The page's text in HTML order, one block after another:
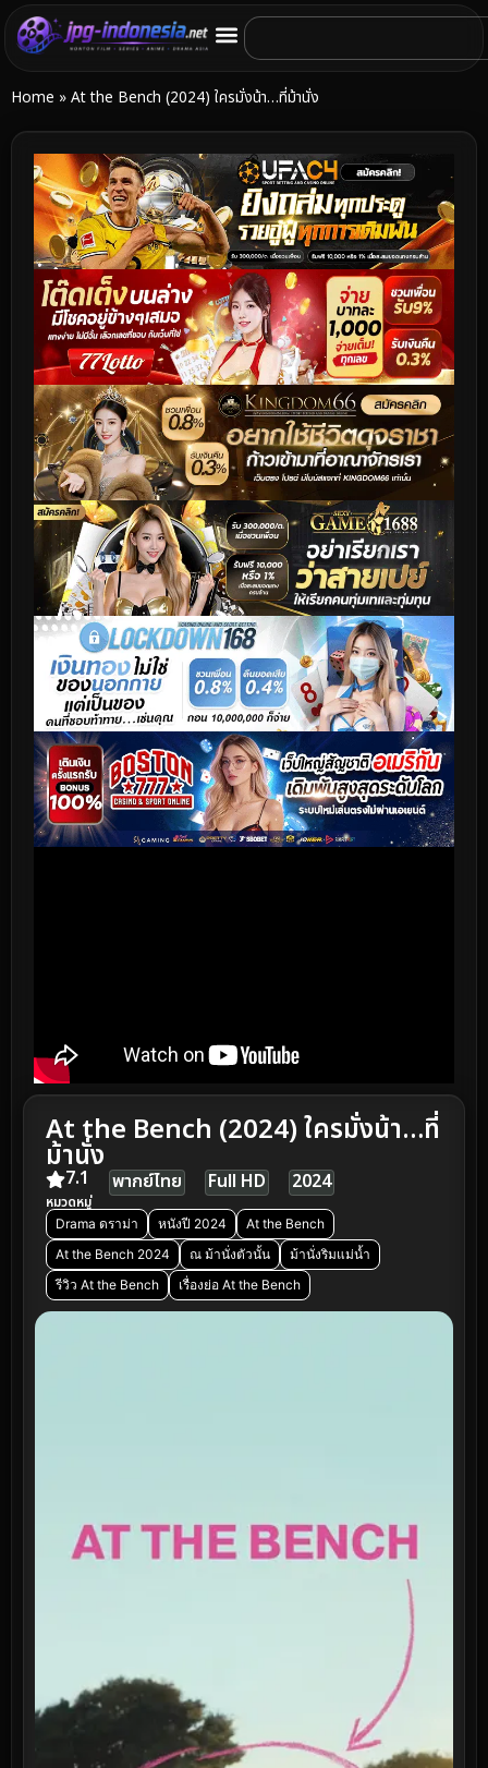
Home » At the Bench (2024) ใครมั่งน้า…ที่ม้านั่ง
At the Bench (2024) ใครมั่งน้า…ที่
ม้านั่ง
7.1 พากย์ไทย Full HD 2024
หมวดหมู่
Drama ดราม่า หนังปี 2024
At the Bench
At the Bench 2024
ณ ม้านั่งตัวนั้น
ม้านั่งริมแม่น้ำ
รีวิว At the Bench
เรื่องย่อ At the Bench